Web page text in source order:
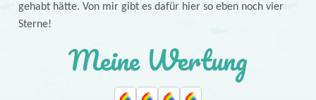
gehabt hätte. Von mir gibt es dafür hier so eben noch vier
Sterne!
Meine Wertung